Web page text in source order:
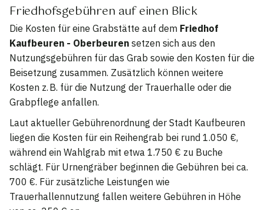
Friedhofsgebühren auf einen Blick
Die Kosten für eine Grabstätte auf dem Friedhof
Kaufbeuren - Oberbeuren setzen sich aus den
Nutzungsgebühren für das Grab sowie den Kosten für die
Beisetzung zusammen. Zusätzlich können weitere
Kosten z. B. für die Nutzung der Trauerhalle oder die
Grabpflege anfallen.
Laut aktueller Gebührenordnung der Stadt Kaufbeuren
liegen die Kosten für ein Reihengrab bei rund 1.050 €,
während ein Wahlgrab mit etwa 1.750 € zu Buche
schlägt. Für Urnengräber beginnen die Gebühren bei ca.
700 €. Für zusätzliche Leistungen wie
Trauerhallennutzung fallen weitere Gebühren in Höhe